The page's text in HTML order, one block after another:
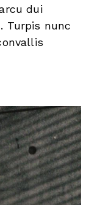
dui
Turpis nunc